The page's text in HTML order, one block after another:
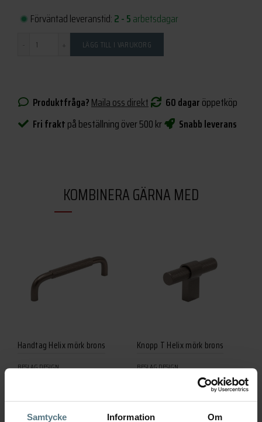
Samtycke Information Om
Förväntad leveranstid:2 - 5arbetsdagar
LÄGG TILL I VARUKORG
Produktfråga?Maila oss direkt 60 dagaröppetköp
Fri fraktpå beställning över 500 kr Snabb leverans
KOMBINERA GÄRNA MED
Handtag Helix mörk brons
BESLAG DESIGN
Knopp T Helix mörk brons
BESLAG DESIGN